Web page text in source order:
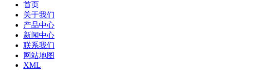
首页
关于我们
产品中心
新闻中心
联系我们
网站地图
XML